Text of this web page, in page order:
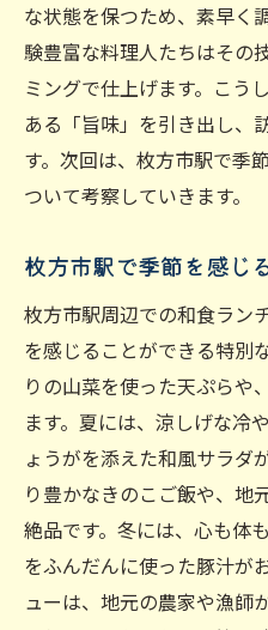
な状態を保つため、素早く
験豊富な料理人たちはその
ミングで仕上げます。こう
ある「旨味」を引き出し、
す。次回は、枚方市駅で季
ついて考察していきます。
枚方市駅で季節を感じ
枚方市駅周辺での和食ラン
を感じることができる特別
りの山菜を使った天ぷらや
ます。夏には、涼しげな冷
ょうがを添えた和風サラダ
り豊かなきのこご飯や、地
絶品です。冬には、心も体
をふんだんに使った豚汁が
ューは、地元の農家や漁師